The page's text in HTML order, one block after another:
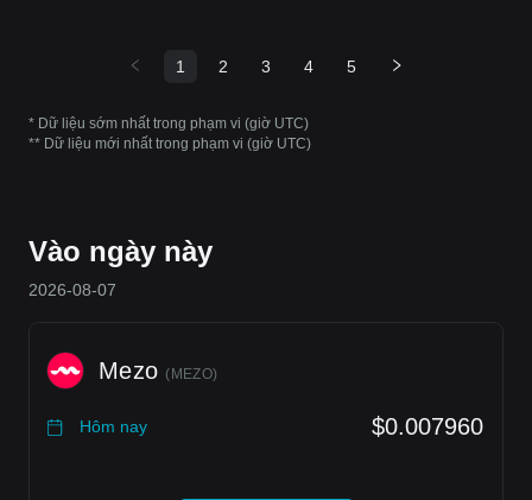
1 2 3 4 5
* Dữ liệu sớm nhất trong phạm vi (giờ UTC)
** Dữ liệu mới nhất trong phạm vi (giờ UTC)
Vào ngày này
2026-08-07
Mezo (MEZO)
Hôm nay $0.007960